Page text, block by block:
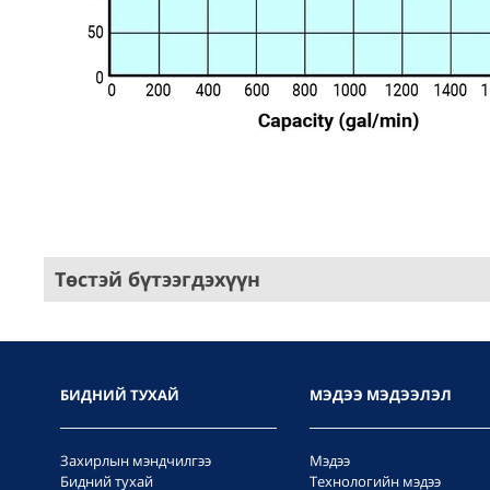
Төстэй бүтээгдэхүүн
БИДНИЙ ТУХАЙ
Захирлын мэндчилгээ
Бидний тухай
МЭДЭЭ МЭДЭЭЛЭЛ
Мэдээ
Технологийн мэдээ